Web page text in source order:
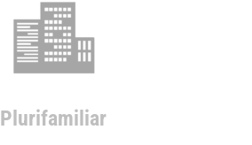
Plurifamiliar